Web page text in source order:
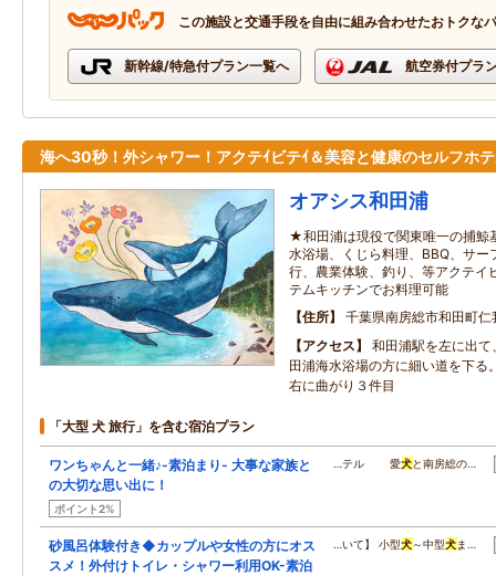
この施設と交通手段を自由に組み合わせたおトクな
新幹線/特急付プラン一覧へ 航空券付プラ
海へ30秒！外シャワー！アクテｲビテｲ＆美容と健康のセルフホ
オアシス和田浦
★和田浦は現役で関東唯一の捕
水浴場、くじら料理、BBQ、サー
行、農業体験、釣り、等アクテ
テムキッチンでお料理可能
住所
千葉県南房総市和田町
アクセス
和田浦駅を左に出
田浦海水浴場の方に細い道を下る
右に曲がり３件目
「大型 犬 旅行」を含む宿泊プラン
ワンちゃんと一緒♪-素泊まり- 大事な家族と
の大切な思い出に！
ポイント2%
…テル 愛犬と南房総の…
砂風呂体験付き◆カップルや女性の方にオス
スメ！外付けトイレ・シャワー利用OK-素泊
…いて】 小型犬～中型犬ま…